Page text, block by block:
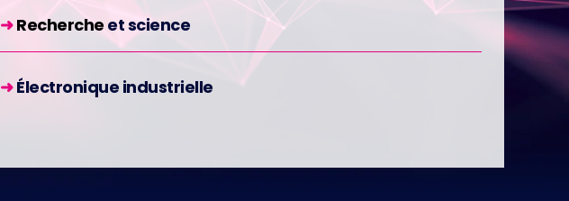
➜Rechercheet science
➜Électronique industrielle